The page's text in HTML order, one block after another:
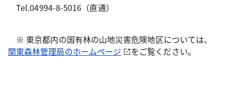
Tel.04994-8-5016（直通）
※ 東京都内の国有林の山地災害危険地区については、
関東森林管理局のホームページ
をご覧ください。